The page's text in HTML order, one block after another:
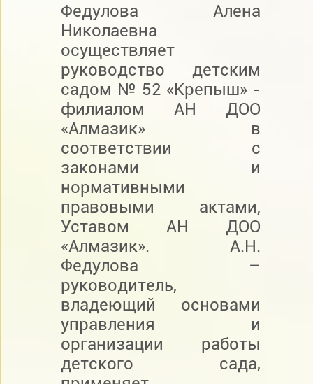
Федулова Алена
Николаевна
осуществляет
руководство детским
садом № 52 «Крепыш» -
филиалом АН ДОО
«Алмазик» в
соответствии с
законами и
нормативными
правовыми актами,
Уставом АН ДОО
«Алмазик». А.Н.
Федулова –
руководитель,
владеющий основами
управления и
организации работы
детского сада,